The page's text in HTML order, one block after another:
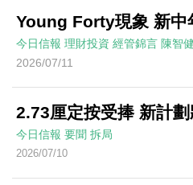
Young Forty現象 新中
今日信報 理財投資 經管錦言 陳智健
2026/07/11
2.73厘定按受捧 新計
今日信報 要聞 拆局
2026/07/10